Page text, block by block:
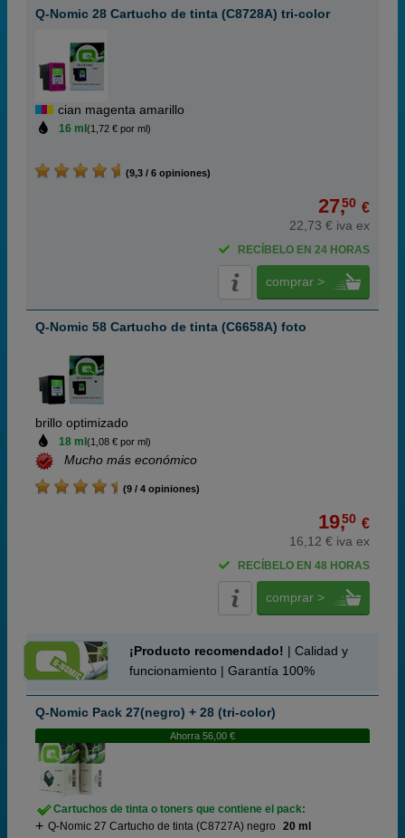
Q-Nomic 28 Cartucho de tinta (C8728A) tri-color
cian magenta amarillo
16 ml (1,72 € por ml)
(9,3 / 6 opiniones)
27,50 €
22,73 € iva ex
RECÍBELO EN 24 HORAS
comprar >
Q-Nomic 58 Cartucho de tinta (C6658A) foto
brillo optimizado
18 ml (1,08 € por ml)
Mucho más económico
(9 / 4 opiniones)
19,50 €
16,12 € iva ex
RECÍBELO EN 48 HORAS
comprar >
¡Producto recomendado! | Calidad y
funcionamiento | Garantía 100%
Q-Nomic Pack 27(negro) + 28 (tri-color)
Ahorra 56,00 €
Cartuchos de tinta o toners que contiene el pack:
Q-Nomic 27 Cartucho de tinta (C8727A) negro
20 ml